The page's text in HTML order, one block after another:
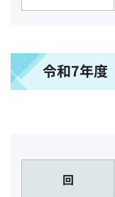
令和7年度
回